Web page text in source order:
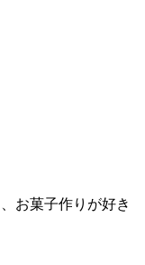
お菓子作りが好き